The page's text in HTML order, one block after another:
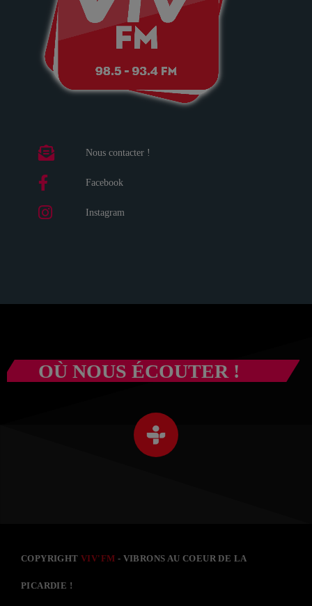
Nous contacter !
Facebook
Instagram
OÙ NOUS ÉCOUTER !
COPYRIGHTVIV'FM - VIBRONS AU COEUR DE LA
PICARDIE !